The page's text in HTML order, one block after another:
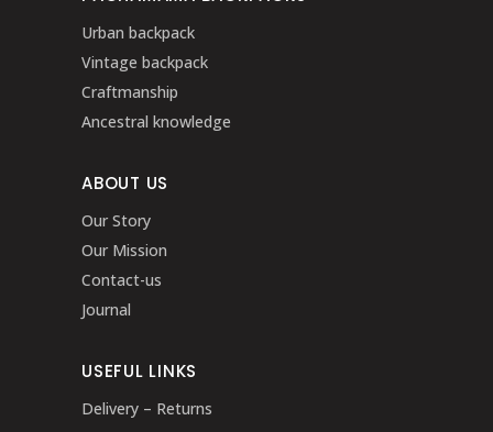
Urban backpack
Vintage backpack
Craftmanship
Ancestral knowledge
ABOUT US
Our Story
Our Mission
Contact-us
Journal
USEFUL LINKS
Delivery – Returns